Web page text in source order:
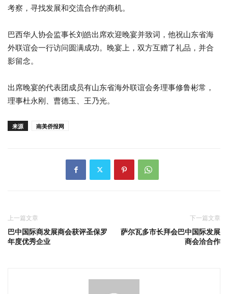
考察，寻找发展和交流合作的商机。
巴西华人协会监事长刘皓出席欢迎晚宴并致词，他祝山东省海
外联谊会一行访问圆满成功。晚宴上，双方互赠了礼品，并合
影留念。
出席晚宴的代表团成员有山东省海外联谊会务理事修鲁彬常，
理事杜永刚、曹德玉、王乃光。
来源 南美侨报网
上一篇文章
巴中国际商发展商会获评圣保罗
年度优秀企业
下一篇文章
萨尔瓦多市长拜会巴中国际发展
商会洽合作